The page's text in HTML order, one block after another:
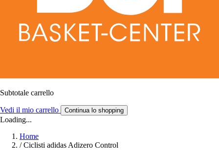
Subtotale carrello
Vedi il mio carrello Continua lo shopping
Loading...
Home
/ Ciclisti adidas Adizero Control